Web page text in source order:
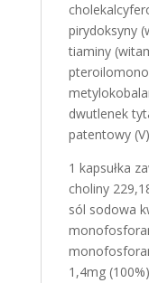
pirydoksyny
tiaminy
dwutlenek
patentowy
1 kapsułka
choliny
sól sodowa
1,4mg